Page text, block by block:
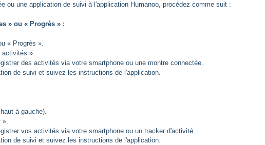
ou une application de suivi à l'application Humanoo, procédez comme suit :
» ou « Progrès » :
« Progrès ».
activités ».
des activités via votre smartphone ou une montre connectée.
de suivi et suivez les instructions de l'application.
à gauche).
».
vos activités via votre smartphone ou un tracker d'activité.
de suivi et suivez les instructions de l'application.